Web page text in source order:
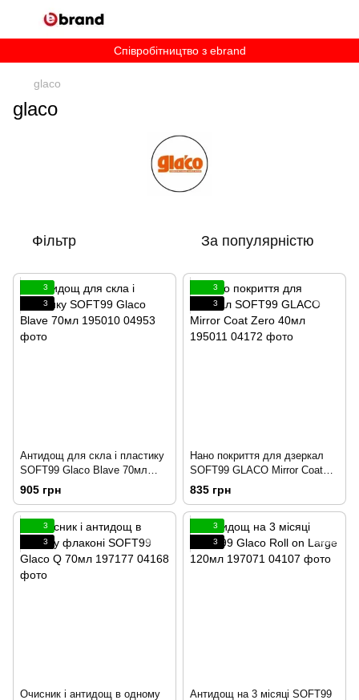
Співробітництво з ebrand
glaco
glaco
Фільтр За популярністю
3
3
Антидощ для скла і пластику
SOFT99 Glaco Blave 70мл
195010
905 грн
3
3
Нано покриття для дзеркал
SOFT99 GLACO Mirror Coat
Zero 40мл 195011
835 грн
3
3
Очисник і антидощ в одному
3
3
Антидощ на 3 місяці SOFT99